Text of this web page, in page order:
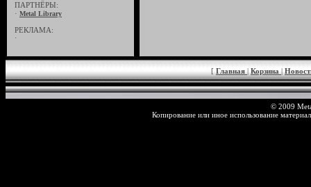
ПАРТНЁРЫ:
· Metal Library
РЕКЛАМА:
·
[ Главная | Корзина |
© 2009
Копирование или иное использование